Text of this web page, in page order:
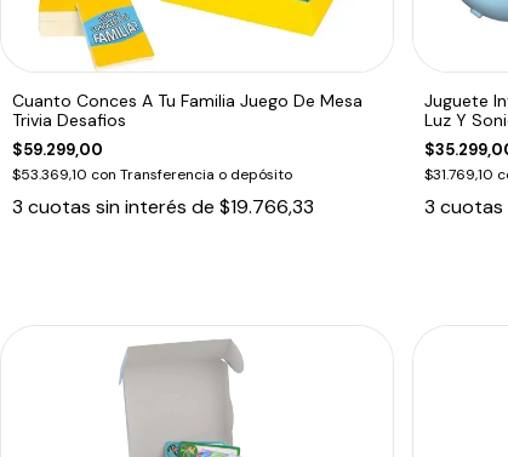
Cuanto Conces A Tu Familia Juego De Mesa
Trivia Desafios
$59.299,00
$53.369,10 con Transferencia o depósito
3 cuotas sin interés de $19.766,33
Juguete
Luz Y
$31.769,10
3 cuotas